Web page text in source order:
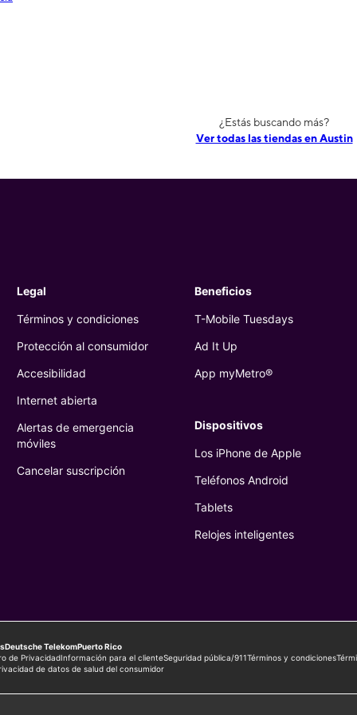
¿Estás buscando más?
Ver todas las tiendas en Austin